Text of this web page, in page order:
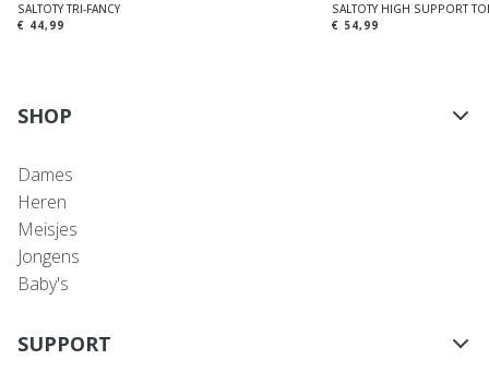
SALTOTY TRI-FANCY
€ 44,99
SALTOTY HIGH SUPPORT
€ 54,99
SHOP
Dames
Heren
Meisjes
Jongens
Baby's
SUPPORT